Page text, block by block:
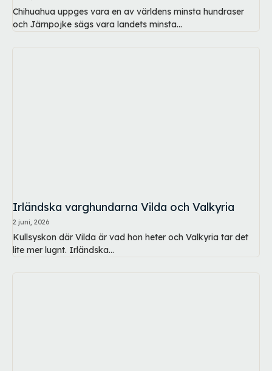
Chihuahua uppges vara en av världens minsta hundraser
och Järnpojke sägs vara landets minsta...
Irländska varghundarna Vilda och Valkyria
2 juni, 2026
Kullsyskon där Vilda är vad hon heter och Valkyria tar det
lite mer lugnt. Irländska...